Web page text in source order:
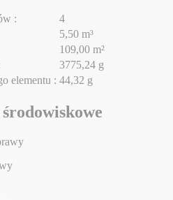
:
4
5,50 m³
109,00 m²
3775,24 g
elementu : 44,32 g